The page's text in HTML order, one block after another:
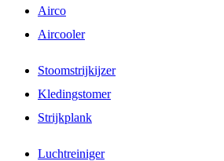
Airco
Aircooler
Stoomstrijkijzer
Kledingstomer
Strijkplank
Luchtreiniger